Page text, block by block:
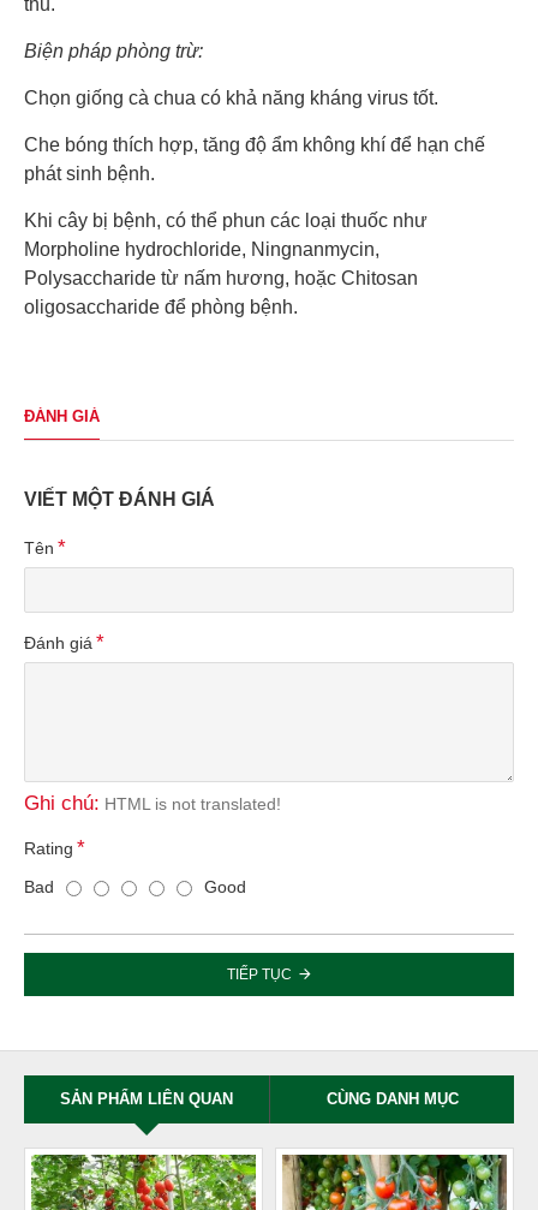
thu.
Biện pháp phòng trừ:
Chọn giống cà chua có khả năng kháng virus tốt.
Che bóng thích hợp, tăng độ ẩm không khí để hạn chế
phát sinh bệnh.
Khi cây bị bệnh, có thể phun các loại thuốc như
Morpholine hydrochloride, Ningnanmycin,
Polysaccharide từ nấm hương, hoặc Chitosan
oligosaccharide để phòng bệnh.
ĐÁNH GIÁ
VIẾT MỘT ĐÁNH GIÁ
Tên
Đánh giá
Ghi chú: HTML is not translated!
Rating
Bad
Good
TIẾP TỤC
SẢN PHẨM LIÊN QUAN CÙNG DANH MỤC